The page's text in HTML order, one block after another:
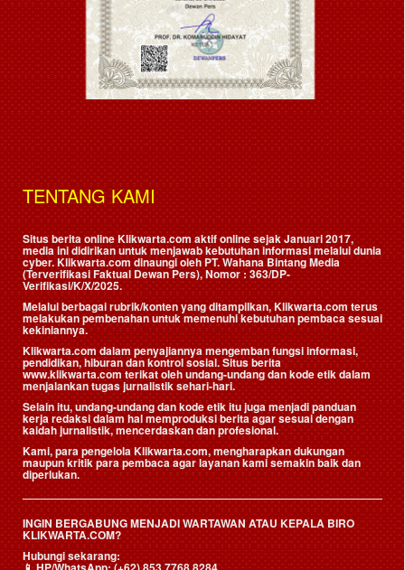
TENTANG KAMI
Situs berita online Klikwarta.com aktif online sejak Januari 2017,
media ini didirikan untuk menjawab kebutuhan informasi melalui dunia
cyber. Klikwarta.com dinaungi oleh PT. Wahana Bintang Media
(Terverifikasi Faktual Dewan Pers), Nomor : 363/DP-
Verifikasi/K/X/2025.
Melalui berbagai rubrik/konten yang ditampilkan, Klikwarta.com terus
melakukan pembenahan untuk memenuhi kebutuhan pembaca sesuai
kekiniannya.
Klikwarta.com dalam penyajiannya mengemban fungsi informasi,
pendidikan, hiburan dan kontrol sosial. Situs berita
www.klikwarta.com terikat oleh undang-undang dan kode etik dalam
menjalankan tugas jurnalistik sehari-hari.
Selain itu, undang-undang dan kode etik itu juga menjadi panduan
kerja redaksi dalam hal memproduksi berita agar sesuai dengan
kaidah jurnalistik, mencerdaskan dan profesional.
Kami, para pengelola Klikwarta.com, mengharapkan dukungan
maupun kritik para pembaca agar layanan kami semakin baik dan
diperlukan.
INGIN BERGABUNG MENJADI WARTAWAN ATAU KEPALA BIRO
KLIKWARTA.COM?
Hubungi sekarang: